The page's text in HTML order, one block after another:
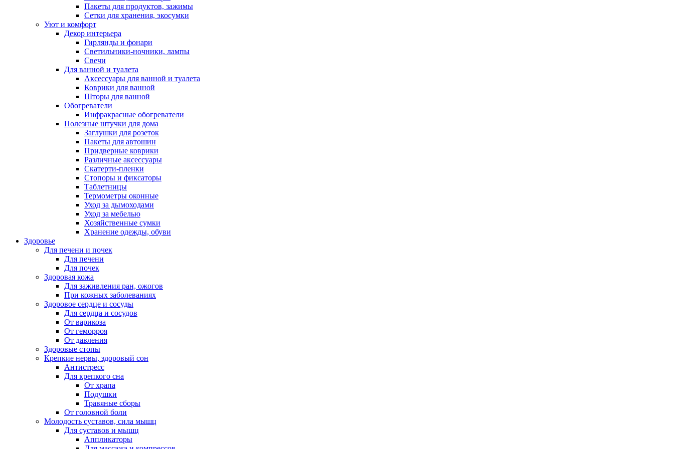
Пакеты для продуктов, зажимы
Сетки для хранения, экосумки
Уют и комфорт
Декор интерьера
Гирлянды и фонари
Светильники-ночники, лампы
Свечи
Для ванной и туалета
Аксессуары для ванной и туалета
Коврики для ванной
Шторы для ванной
Обогреватели
Инфракрасные обогреватели
Полезные штучки для дома
Заглушки для розеток
Пакеты для автошин
Придверные коврики
Различные аксессуары
Скатерти-пленки
Стопоры и фиксаторы
Таблетницы
Термометры оконные
Уход за дымоходами
Уход за мебелью
Хозяйственные сумки
Хранение одежды, обуви
Здоровье
Для печени и почек
Для печени
Для почек
Здоровая кожа
Для заживления ран, ожогов
При кожных заболеваниях
Здоровое сердце и сосуды
Для сердца и сосудов
От варикоза
От геморроя
От давления
Здоровые стопы
Крепкие нервы, здоровый сон
Антистресс
Для крепкого сна
От храпа
Подушки
Травяные сборы
От головной боли
Молодость суставов, сила мышц
Для суставов и мышц
Аппликаторы